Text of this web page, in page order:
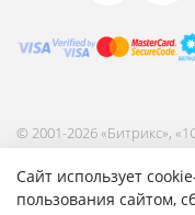
Сайт использует
пользования сайтом,
© 2001-2026 «Битрикс»,
Битрикс: Управление
Согласие на обработку